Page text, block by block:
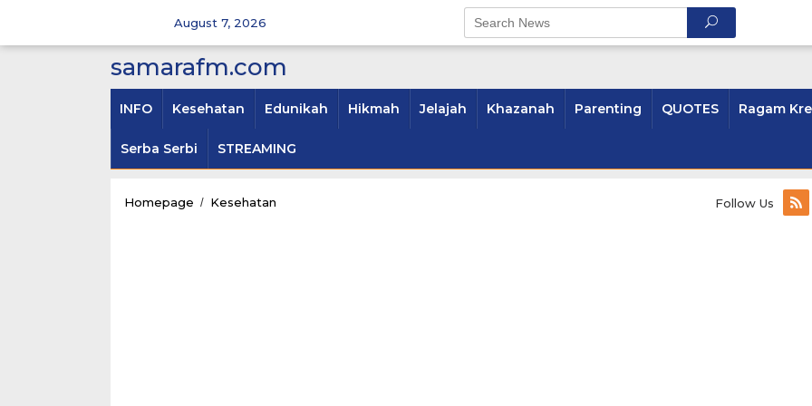
August 7, 2026
samarafm.com
INFO Kesehatan Edunikah Hikmah Jelajah Khazanah Parenting QUOTES Ragam
Serba Serbi STREAMING
Homepage / Kesehatan Follow Us